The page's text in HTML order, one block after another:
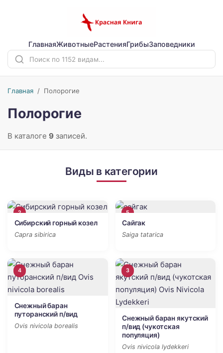
ГлавнаяЖивотныеРастенияГрибыЗаповедники
Главная / Полорогие
Полорогие
В каталоге 9 записей.
Виды в категории
2
Сибирский горный козел
Capra sibirica
5
Сайгак
Saiga tatarica
4
Снежный баран
путоранский п/вид
Ovis nivicola borealis
3
Снежный баран якутский
п/вид (чукотская
популяция)
Ovis nivicola lydekkeri